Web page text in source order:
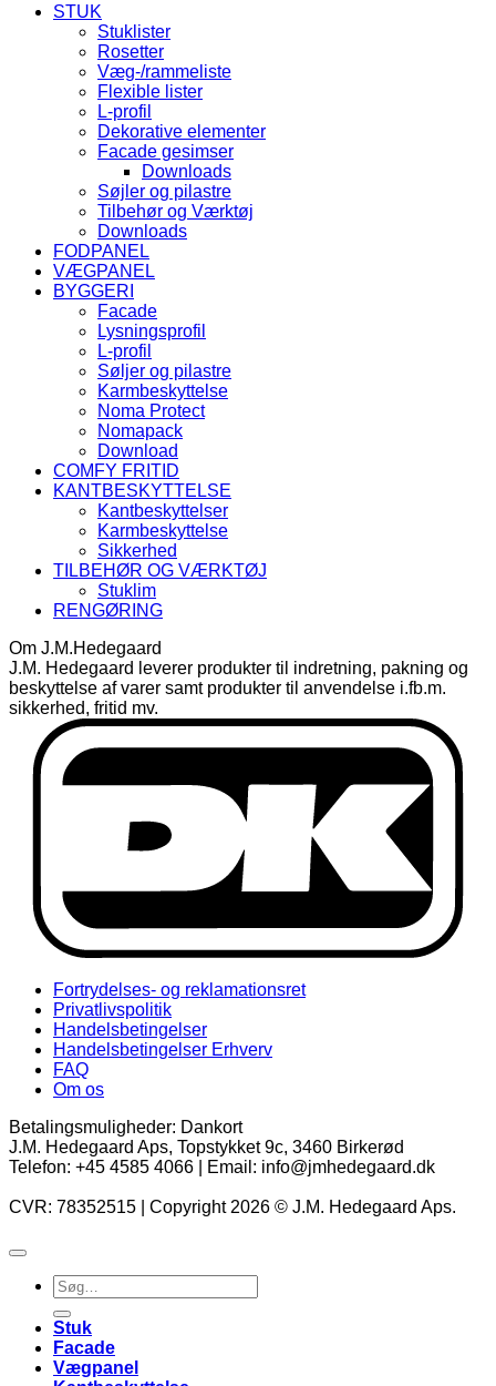
STUK
Stuklister
Rosetter
Væg-/rammeliste
Flexible lister
L-profil
Dekorative elementer
Facade gesimser
Downloads
Søjler og pilastre
Tilbehør og Værktøj
Downloads
FODPANEL
VÆGPANEL
BYGGERI
Facade
Lysningsprofil
L-profil
Søljer og pilastre
Karmbeskyttelse
Noma Protect
Nomapack
Download
COMFY FRITID
KANTBESKYTTELSE
Kantbeskyttelser
Karmbeskyttelse
Sikkerhed
TILBEHØR OG VÆRKTØJ
Stuklim
RENGØRING
Om J.M.Hedegaard
J.M. Hedegaard leverer produkter til indretning, pakning og
beskyttelse af varer samt produkter til anvendelse i.fb.m.
sikkerhed, fritid mv.
Fortrydelses- og reklamationsret
Privatlivspolitik
Handelsbetingelser
Handelsbetingelser Erhverv
FAQ
Om os
Betalingsmuligheder: Dankort
J.M. Hedegaard Aps, Topstykket 9c, 3460 Birkerød
Telefon: +45 4585 4066 | Email: info@jmhedegaard.dk
CVR: 78352515 | Copyright 2026 © J.M. Hedegaard Aps.
Søg
efter:
Stuk
Facade
Vægpanel